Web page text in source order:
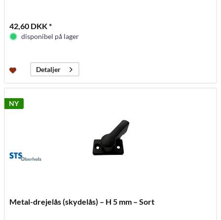
42,60 DKK *
disponibel på lager
Detaljer
NY
Metal-drejelås (skydelås) – H 5 mm – Sort